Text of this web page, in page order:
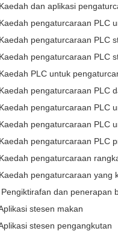
dan aplikasi
pengaturcaraan PLC
pengaturcaraan PLC
pengaturcaraan PLC
PLC untuk
pengaturcaraan PLC
pengaturcaraan PLC
pengaturcaraan PLC
pengaturcaraan PLC
pengaturcaraan
pengaturcaraan yang
dan penerapan
stesen makan
stesen pengangkutan